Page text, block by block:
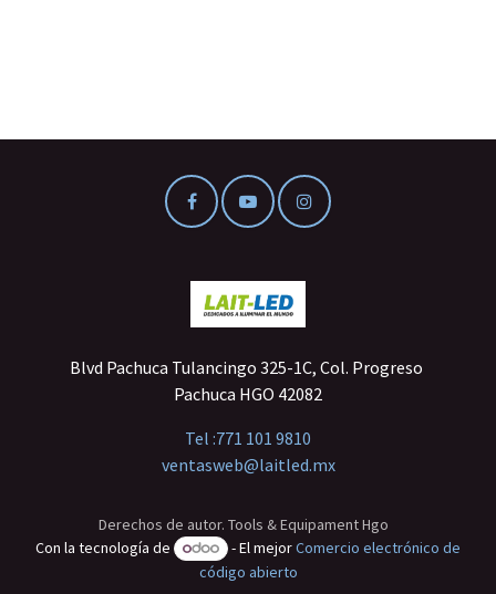
Blvd Pachuca Tulancingo 325-1C, Col. Progreso
Pachuca HGO 42082
Tel :771 101 9810
ventasweb@laitled.mx
Derechos de autor. Tools & Equipament Hgo
Con la tecnología de
- El mejorComercio electrónico de
código abierto